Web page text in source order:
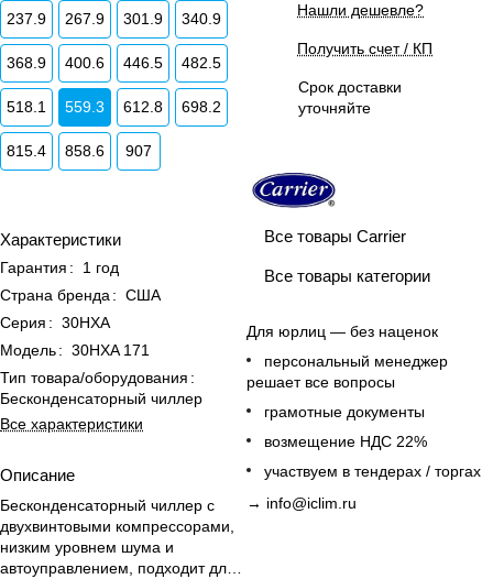
237.9 267.9 301.9 340.9
368.9 400.6 446.5 482.5
518.1 559.3 612.8 698.2
815.4 858.6 907
Характеристики
Гарантия :
1 год
Страна бренда : США
Серия : 30HXA
Модель: 30HXA 171
Тип товара/оборудования :
Бесконденсаторный чиллер
Все характеристики
Описание
Бесконденсаторный чиллер с
двухвинтовыми компрессорами,
низким уровнем шума и
автоуправлением, подходит для
Нашли дешевле?
Получить счет / КП
Срок доставки
уточняйте
Все товары Carrier
Все товары категории
Для юрлиц — без наценок
персональный менеджер
решает все вопросы
грамотные документы
возмещение НДС 22%
участвуем в тендерах / торгах
→ info@iclim.ru